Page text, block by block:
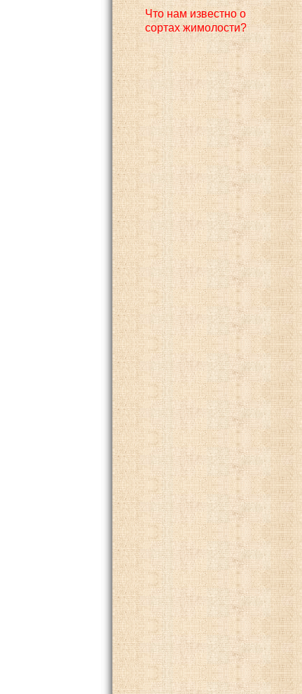
Что нам известно о
сортах жимолости?